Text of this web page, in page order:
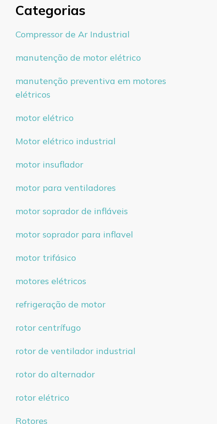
Categorias
Compressor de Ar Industrial
manutenção de motor elétrico
manutenção preventiva em motores
elétricos
motor elétrico
Motor elétrico industrial
motor insuflador
motor para ventiladores
motor soprador de infláveis
motor soprador para inflavel
motor trifásico
motores elétricos
refrigeração de motor
rotor centrífugo
rotor de ventilador industrial
rotor do alternador
rotor elétrico
Rotores